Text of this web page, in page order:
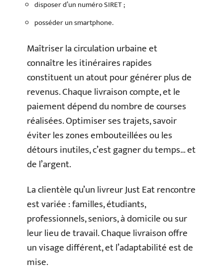
disposer d’un numéro SIRET ;
posséder un smartphone.
Maîtriser la circulation urbaine et
connaître les itinéraires rapides
constituent un atout pour générer plus de
revenus. Chaque livraison compte, et le
paiement dépend du nombre de courses
réalisées. Optimiser ses trajets, savoir
éviter les zones embouteillées ou les
détours inutiles, c’est gagner du temps… et
de l’argent.
La clientèle qu’un livreur Just Eat rencontre
est variée : familles, étudiants,
professionnels, seniors, à domicile ou sur
leur lieu de travail. Chaque livraison offre
un visage différent, et l’adaptabilité est de
mise.